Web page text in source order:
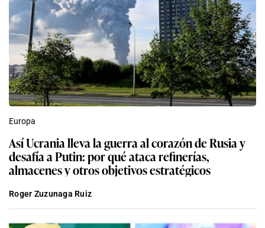
Europa
Así Ucrania lleva la guerra al corazón de Rusia y
desafía a Putin: por qué ataca refinerías,
almacenes y otros objetivos estratégicos
Roger Zuzunaga Ruiz